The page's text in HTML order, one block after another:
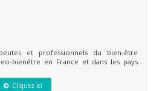
et professionnels du bien-être
bienêtre en France et dans les pays
Cliquez ici